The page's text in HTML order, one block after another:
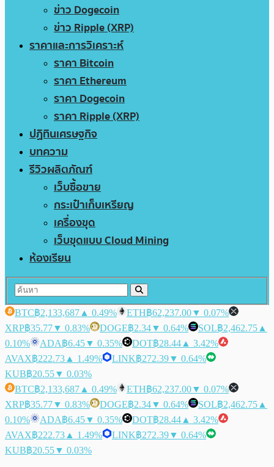
ข่าว Dogecoin
ข่าว Ripple (XRP)
ราคาและการวิเคราะห์
ราคา Bitcoin
ราคา Ethereum
ราคา Dogecoin
ราคา Ripple (XRP)
ปฏิทินเศรษฐกิจ
บทความ
รีวิวผลิตภัณฑ์
เว็บซื้อขาย
กระเป๋าเก็บเหรียญ
เครื่องขุด
เว็บขุดแบบ Cloud Mining
ห้องเรียน
BTC฿2,133,687 ▲ 0.49% ETH฿62,237.00▼ 0.07%
XRP฿35.77▼ 0.83% DOGE฿2.34▼ 0.64% SOL฿2,462.75 ▲
0.10%
ADA฿6.45▼ 0.35% DOT฿28.44 ▲ 3.42%
AVAX฿222.73 ▲ 1.49% LINK฿272.39▼ 0.64%
KUB฿20.55▼ 0.03%
BTC฿2,133,687 ▲ 0.49% ETH฿62,237.00▼ 0.07%
XRP฿35.77▼ 0.83% DOGE฿2.34▼ 0.64% SOL฿2,462.75 ▲
0.10%
ADA฿6.45▼ 0.35% DOT฿28.44 ▲ 3.42%
AVAX฿222.73 ▲ 1.49% LINK฿272.39▼ 0.64%
KUB฿20.55▼ 0.03%